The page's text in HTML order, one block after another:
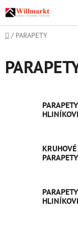
Přejít
na
obsah
Domů
/ PARAPETY
PARAPETY
KRUHOVÉ
PARAPETY
PARAPETY